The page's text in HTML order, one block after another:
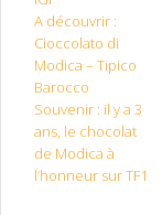
A découvrir :
Cioccolato di
Modica – Tipico
Barocco
Souvenir : il y a 3
ans, le chocolat
de Modica à
l’honneur sur TF1